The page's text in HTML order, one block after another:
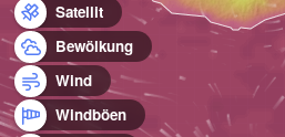
Satellit
Bewölkung
Wind
Windböen